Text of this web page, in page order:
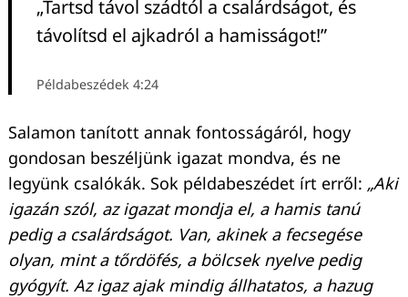
„Tartsd távol szádtól a csalárdságot, és
távolítsd el ajkadról a hamisságot!”
Példabeszédek 4:24
Salamon tanított annak fontosságáról, hogy
gondosan beszéljünk igazat mondva, és ne
legyünk csalókák. Sok példabeszédet írt erről: „Aki
igazán szól, az igazat mondja el, a hamis tanú
pedig a csalárdságot. Van, akinek a fecsegése
olyan, mint a tőrdöfés, a bölcsek nyelve pedig
gyógyít. Az igaz ajak mindig állhatatos, a hazug